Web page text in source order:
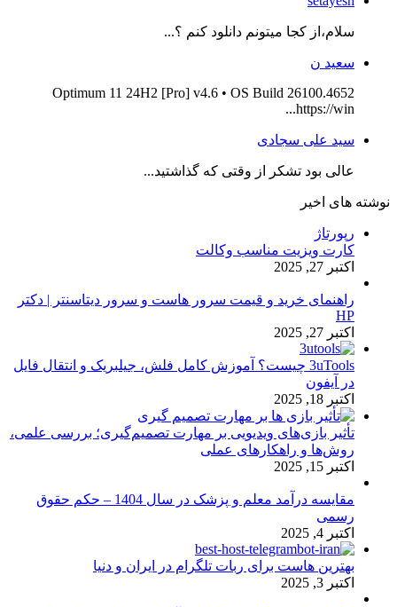
سلام،از کجا میتونم دانلود کنم ؟...
سعید ن
Optimum 11 24H2 [Pro] v4.6 • OS Build 26100.4652
https://win...
سید علی سجادی
عالی بود تشکر از وقتی که گذاشتید...
نوشته های اخیر
رپورتاژ
کارت ویزیت مناسب وکالت
اکتبر 27, 2025
راهنمای خرید و قیمت سرور هاست و سرور دیتاسنتر | دکتر
HP
اکتبر 27, 2025
3uTools چیست؟ آموزش کامل فلش، جیلبریک و انتقال فایل
در آیفون
اکتبر 18, 2025
تأثیر بازی‌های ویدیویی بر مهارت تصمیم‌گیری؛ بررسی علمی،
روش‌ها و راهکارهای عملی
اکتبر 15, 2025
مقایسه درآمد معلم و پزشک در سال 1404 – حکم حقوق
رسمی
اکتبر 4, 2025
بهترین هاست برای ربات تلگرام در ایران و دنیا
اکتبر 3, 2025